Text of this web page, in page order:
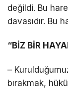
değildi. Bu
davasıdır. Bu
“BİZ BİR
–
bırakmak,